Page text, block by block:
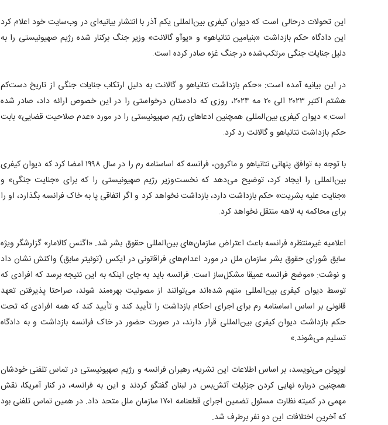
این تحولات درحالی است که دیوان کیفری بین‌المللی یکم آذر با انتشار بیانیه‌ای در وب‌سایت خود اعلام کرد
این دادگاه حکم بازداشت «بنیامین نتانیاهو» و «یوآو گالانت» وزیر جنگ برکنار شده رژیم صهیونیستی را به
دلیل جنایات جنگی مرتکب‌شده در جنگ غزه صادر کرده است.
در این بیانیه آمده است: «حکم بازداشت نتانیاهو و گالانت به دلیل ارتکاب جنایات جنگی از تاریخ دست‌کم
هشتم اکتبر ۲۰۲۳ الی ۲۰ مه ۲۰۲۴، روزی که دادستان درخواستی را در این خصوص ارائه داد، صادر شده
است.» دیوان کیفری بین‌المللی همچنین ادعا‌های رژیم صهیونیستی را در مورد «عدم صلاحیت قضایی» بابت
حکم بازداشت نتانیاهو و گالانت رد کرد.
با توجه به توافق پنهانی نتانیاهو و ماکرون، فرانسه که اساسنامه رم را در سال ۱۹۹۸ امضا کرد که دیوان کیفری
بین‌المللی را ایجاد کرد، توضیح می‌دهد که نخست‌وزیر رژیم صهیونیستی را که برای «جنایت جنگی» و
«جنایت علیه بشریت» حکم بازداشت دارد، بازداشت نخواهد کرد و اگر اتفاقی پا به خاک فرانسه بگذارد، او را
برای محاکمه به لاهه منتقل نخواهد کرد.
اعلامیه غیرمنتظره فرانسه باعث اعتراض سازمان‌های بین‌المللی حقوق بشر شد. «اگنس کالامار» گزارشگر ویژه
سابق شورای حقوق بشر سازمان ملل در مورد اعدام‌های فراقانونی در ایکس (توئیتر سابق) واکنش نشان داد
و نوشت: «موضع فرانسه عمیقا مشکل‌ساز است. فرانسه باید به جای اینکه به این نتیجه برسد که افرادی که
توسط دیوان کیفری بین‌المللی متهم شده‌اند می‌توانند از مصونیت بهره‌مند شوند، صراحتا پذیرفتن تعهد
قانونی بر اساس اساسنامه رم برای اجرای احکام بازداشت را تأیید کند و تأیید کند که همه افرادی که تحت
حکم بازداشت دیوان کیفری بین‌المللی قرار دارند، در صورت حضور در خاک فرانسه بازداشت و به دادگاه
تسلیم می‌شوند.»
لوپوئن می‌نویسد، بر اساس اطلاعات این نشریه، رهبران فرانسه و رژیم صهیونیستی در تماس تلفنی خودشان
همچنین درباره نهایی کردن جزئیات آتش‌بس در لبنان گفتگو کردند و این به فرانسه، در کنار آمریکا، نقش
مهمی در کمیته نظارت مسئول تضمین اجرای قطعنامه ۱۷۰۱ سازمان ملل متحد داد. در همین تماس تلفنی بود
که آخرین اختلافات این دو نفر برطرف شد.